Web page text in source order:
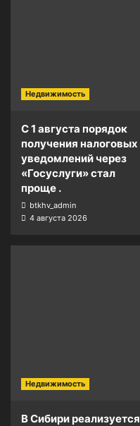
Недвижимость
С 1 августа порядок
получения налоговых
уведомлений через
«Госуслуги» стал
проще .
btkhv_admin
4 августа 2026
Недвижимость
В Сибири реализуется